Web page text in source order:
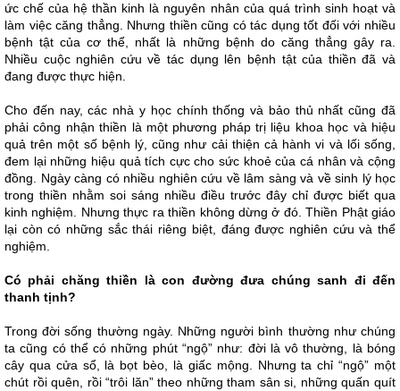
ức chế của hệ thần kinh là nguyên nhân của quá trình sinh hoạt và
làm việc căng thẳng. Nhưng thiền cũng có tác dụng tốt đối với nhiều
bệnh tật của cơ thể, nhất là những bệnh do căng thẳng gây ra.
Nhiều cuộc nghiên cứu về tác dụng lên bệnh tật của thiền đã và
đang được thực hiện.
Cho đến nay, các nhà y học chính thống và bảo thủ nhất cũng đã
phải công nhận thiền là một phương pháp trị liệu khoa học và hiệu
quả trên một số bệnh lý, cũng như cải thiện cả hành vi và lối sống,
đem lại những hiệu quả tích cực cho sức khoẻ của cá nhân và cộng
đồng. Ngày càng có nhiều nghiên cứu về lâm sàng và về sinh lý học
trong thiền nhằm soi sáng nhiều điều trước đây chỉ được biết qua
kinh nghiệm. Nhưng thực ra thiền không dừng ở đó. Thiền Phật giáo
lại còn có những sắc thái riêng biệt, đáng được nghiên cứu và thể
nghiệm.
Có phải chăng thiền là con đường đưa chúng sanh đi đến
thanh tịnh?
Trong đời sống thường ngày. Những người bình thường như chúng
ta cũng có thể có những phút “ngộ” như: đời là vô thường, là bóng
cây qua cửa sổ, là bọt bèo, là giấc mộng. Nhưng ta chỉ “ngộ” một
chút rồi quên, rồi “trôi lăn” theo những tham sân si, những quấn quít